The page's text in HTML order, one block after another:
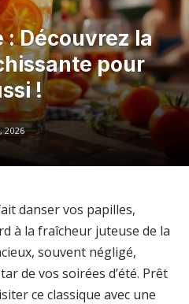
: Découvrez la
pour
!
2026
danser vos papilles,
à la fraîcheur juteuse de la
souvent négligé,
de vos soirées d’été. Prêt
ce classique avec une